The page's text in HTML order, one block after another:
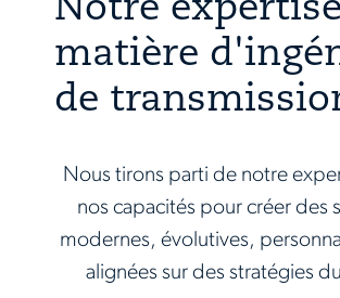
Notre
matière
de
Nous tirons parti de notre
nos capacités pour créer des
modernes, évolutives,
alignées sur des stratégies